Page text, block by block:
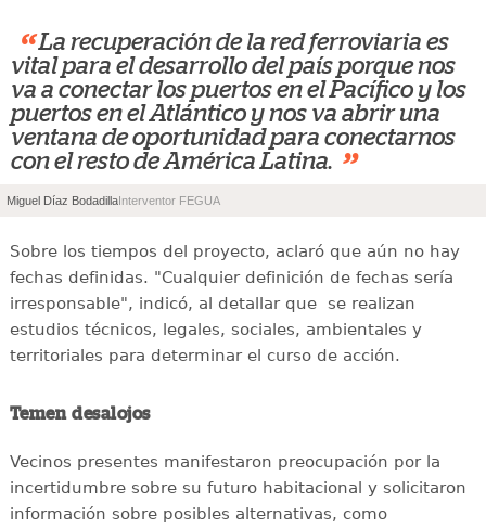
“ La recuperación de la red ferroviaria es
vital para el desarrollo del país porque nos
va a conectar los puertos en el Pacífico y los
puertos en el Atlántico y nos va abrir una
ventana de oportunidad para conectarnos
con el resto de América Latina. ”
Miguel Díaz Bodadilla Interventor FEGUA
Sobre los tiempos del proyecto, aclaró que aún no hay
fechas definidas. "Cualquier definición de fechas sería
irresponsable", indicó, al detallar que se realizan
estudios técnicos, legales, sociales, ambientales y
territoriales para determinar el curso de acción.
Temen desalojos
Vecinos presentes manifestaron preocupación por la
incertidumbre sobre su futuro habitacional y solicitaron
información sobre posibles alternativas, como